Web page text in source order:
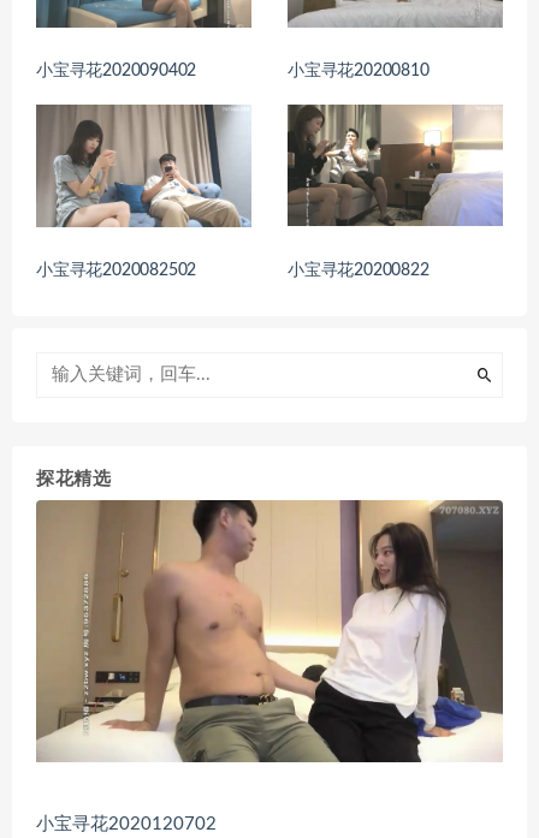
小宝寻花2020090402 小宝寻花20200810
小宝寻花2020082502 小宝寻花20200822
探花精选
小宝寻花2020120702